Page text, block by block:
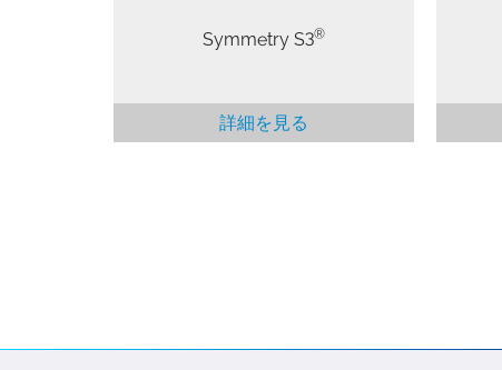
Symmetry S3®
詳細を見る